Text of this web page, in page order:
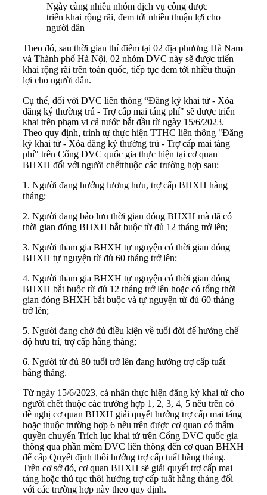
Ngày càng nhiều nhóm dịch vụ công được
triển khai rộng rãi, đem tới nhiều thuận lợi cho
người dân
Theo đó, sau thời gian thí điểm tại 02 địa phương Hà Nam
và Thành phố Hà Nội, 02 nhóm DVC này sẽ được triển
khai rộng rãi trên toàn quốc, tiếp tục đem tới nhiều thuận
lợi cho người dân.
Cụ thể, đối với DVC liên thông “Đăng ký khai tử - Xóa
đăng ký thường trú - Trợ cấp mai táng phí" sẽ được triển
khai trên phạm vi cả nước bắt đầu từ ngày 15/6/2023.
Theo quy định, trình tự thực hiện TTHC liên thông "Đăng
ký khai tử - Xóa đăng ký thường trú - Trợ cấp mai táng
phí" trên Cổng DVC quốc gia thực hiện tại cơ quan
BHXH đối với người chếtthuộc các trường hợp sau:
1. Người đang hưởng lương hưu, trợ cấp BHXH hàng
tháng;
2. Người đang bảo lưu thời gian đóng BHXH mà đã có
thời gian đóng BHXH bắt buộc từ đủ 12 tháng trở lên;
3. Người tham gia BHXH tự nguyện có thời gian đóng
BHXH tự nguyện từ đủ 60 tháng trở lên;
4. Người tham gia BHXH tự nguyện có thời gian đóng
BHXH bắt buộc từ đủ 12 tháng trở lên hoặc có tổng thời
gian đóng BHXH bắt buộc và tự nguyện từ đủ 60 tháng
trở lên;
5. Người đang chờ đủ điều kiện về tuổi đời để hưởng chế
độ hưu trí, trợ cấp hằng tháng;
6. Người từ đủ 80 tuổi trở lên đang hưởng trợ cấp tuất
hằng tháng.
Từ ngày 15/6/2023, cá nhân thực hiện đăng ký khai tử cho
người chết thuộc các trường hợp 1, 2, 3, 4, 5 nêu trên có
đề nghị cơ quan BHXH giải quyết hưởng trợ cấp mai táng
hoặc thuộc trường hợp 6 nêu trên được cơ quan có thẩm
quyền chuyển Trích lục khai tử trên Cổng DVC quốc gia
thông qua phần mềm DVC liên thông đến cơ quan BHXH
để cấp Quyết định thôi hưởng trợ cấp tuất hằng tháng.
Trên cơ sở đó, cơ quan BHXH sẽ giải quyết trợ cấp mai
táng hoặc thủ tục thôi hưởng trợ cấp tuất hằng tháng đối
với các trường hợp này theo quy định.